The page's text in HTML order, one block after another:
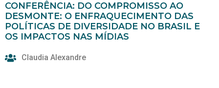
CONFERÊNCIA: DO COMPROMISSO AO
DESMONTE: O ENFRAQUECIMENTO DAS
POLÍTICAS DE DIVERSIDADE NO BRASIL E
OS IMPACTOS NAS MÍDIAS
Claudia Alexandre